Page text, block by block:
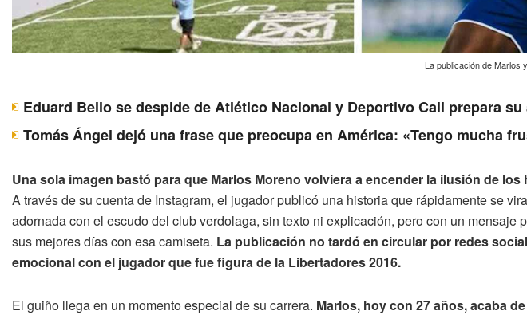
La publicación de Marlos
Eduard Bello se despide de Atlético Nacional y Deportivo Cali prepara
Tomás Ángel dejó una frase que preocupa en América: «Tengo mucha
Una sola imagen bastó para que Marlos Moreno volviera a encender la ilusión de
A través de su cuenta de Instagram, el jugador publicó una historia que rápidamente se
adornada con el escudo del club verdolaga, sin texto ni explicación, pero con un mensaje
sus mejores días con esa camiseta. La publicación no tardó en circular por redes
emocional con el jugador que fue figura de la Libertadores 2016.
El guiño llega en un momento especial de su carrera. Marlos, hoy con 27 años, acaba